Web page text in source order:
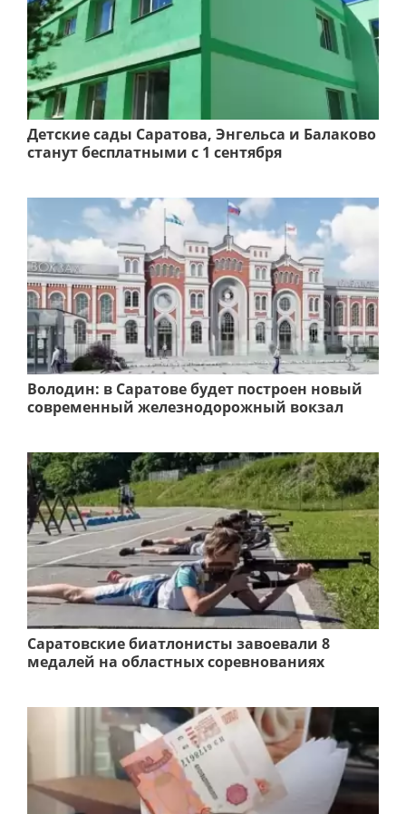
Детские сады Саратова, Энгельса и Балаково
станут бесплатными с 1 сентября
Володин: в Саратове будет построен новый
современный железнодорожный вокзал
Саратовские биатлонисты завоевали 8
медалей на областных соревнованиях